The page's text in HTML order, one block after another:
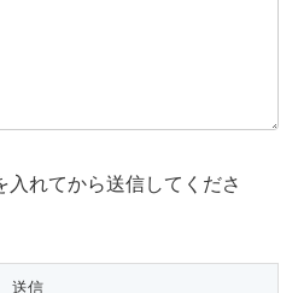
れてから送信してくださ